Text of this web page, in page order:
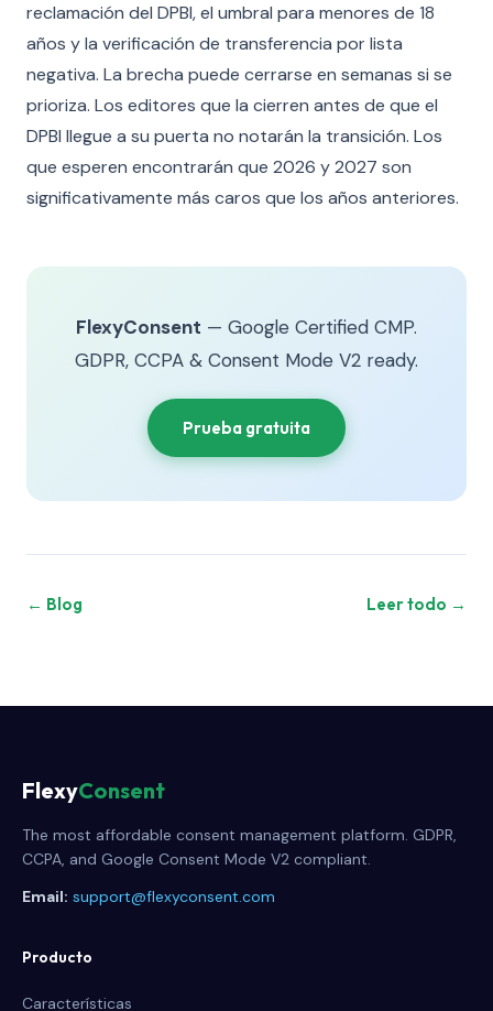
reclamación del DPBI, el umbral para menores de 18
años y la verificación de transferencia por lista
negativa. La brecha puede cerrarse en semanas si se
prioriza. Los editores que la cierren antes de que el
DPBI llegue a su puerta no notarán la transición. Los
que esperen encontrarán que 2026 y 2027 son
significativamente más caros que los años anteriores.
FlexyConsent — Google Certified CMP.
GDPR, CCPA & Consent Mode V2 ready.
Prueba gratuita
← Blog Leer todo →
FlexyConsent
The most affordable consent management platform. GDPR,
CCPA, and Google Consent Mode V2 compliant.
Email: support@flexyconsent.com
Producto
Características